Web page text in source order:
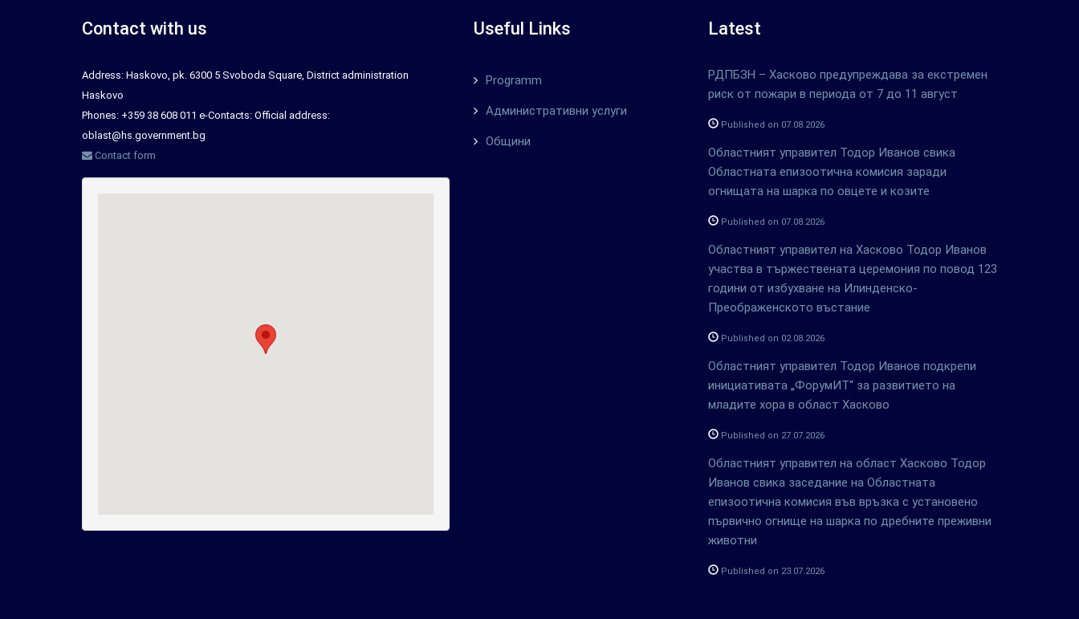
Contact with us
Address: Haskovo, pk. 6300 5 Svoboda Square, District administration
Haskovo
Phones: +359 38 608 011 e-Contacts: Official address:
oblast@hs.government.bg
Contact form
Useful Links
Programm
Административни услуги
Общини
Latest
РДПБЗН – Хасково предупреждава за екстремен
риск от пожари в периода от 7 до 11 август
Published on 07.08.2026
Областният управител Тодор Иванов свика
Областната епизоотична комисия заради
огнищата на шарка по овцете и козите
Published on 07.08.2026
Областният управител на Хасково Тодор Иванов
участва в тържествената церемония по повод 123
години от избухване на Илинденско-
Преображенското въстание
Published on 02.08.2026
Областният управител Тодор Иванов подкрепи
инициативата „ФорумИТ“ за развитието на
младите хора в област Хасково
Published on 27.07.2026
Областният управител на област Хасково Тодор
Иванов свика заседание на Областната
епизоотична комисия във връзка с установено
първично огнище на шарка по дребните преживни
животни
Published on 23.07.2026